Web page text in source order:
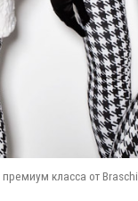
класса от Braschi